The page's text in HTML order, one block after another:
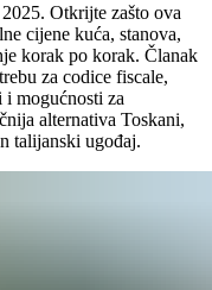
Otkrijte zašto ova
cijene kuća, stanova,
korak po korak. Članak
za codice fiscale,
mogućnosti za
alternativa Toskani,
talijanski ugođaj.